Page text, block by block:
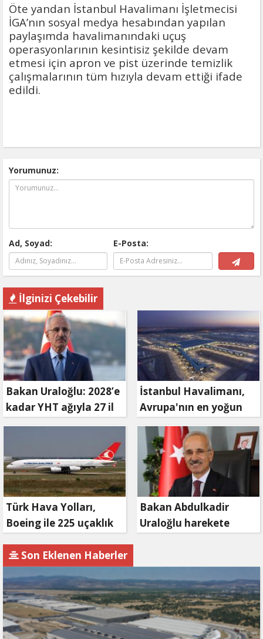
Öte yandan İstanbul Havalimanı İşletmecisi
İGA’nın sosyal medya hesabından yapılan
paylaşımda havalimanındaki uçuş
operasyonlarının kesintisiz şekilde devam
etmesi için apron ve pist üzerinde temizlik
çalışmalarının tüm hızıyla devam ettiği ifade
edildi.
Yorumunuz:
Ad, Soyad: E-Posta:
İlginizi Çekebilir
Bakan Uraloğlu: 2028’e
kadar YHT ağıyla 27 il
birbirine bağlanacak
İstanbul Havalimanı,
Avrupa'nın en yoğun
havalimanı oldu
Türk Hava Yolları,
Boeing ile 225 uçaklık
Bakan Abdulkadir
Uraloğlu harekete
Son Eklenen Haberler